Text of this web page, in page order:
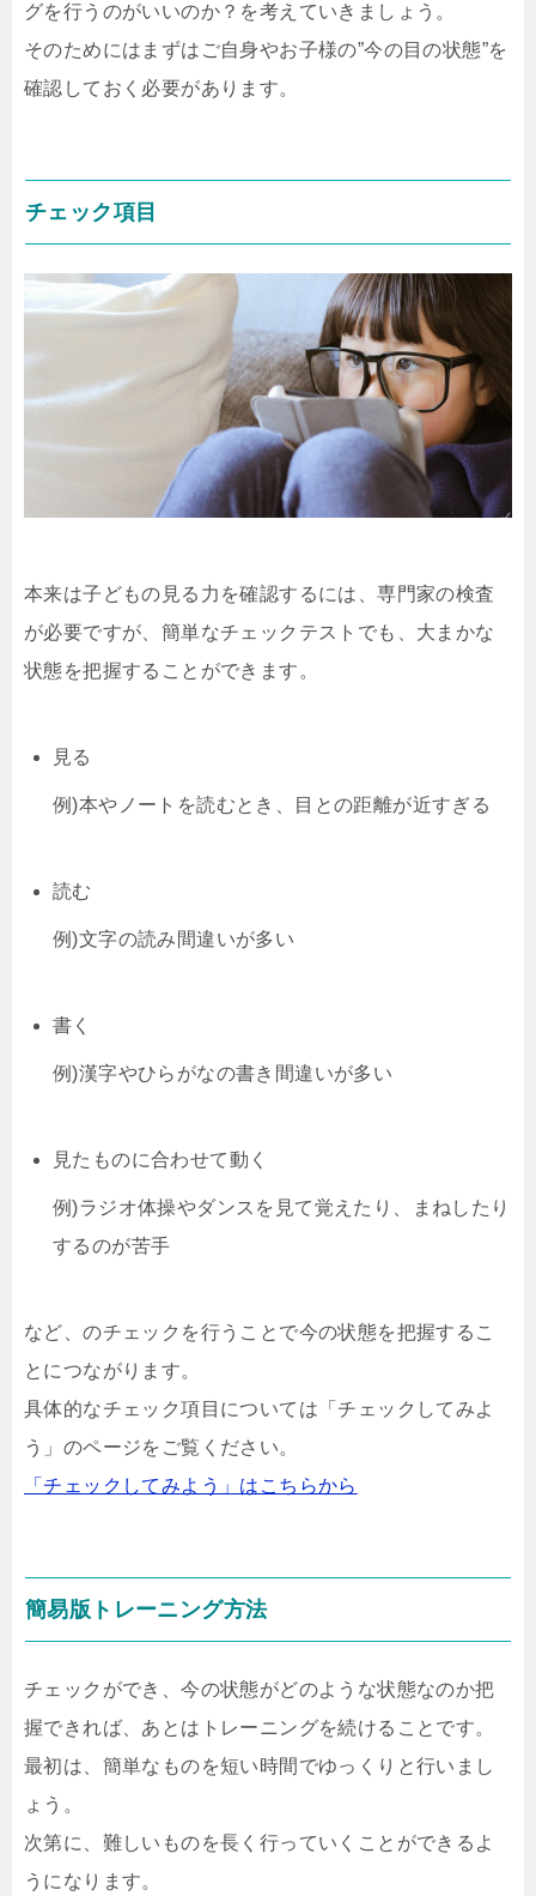
グを行うのがいいのか？を考えていきましょう。
そのためにはまずはご自身やお子様の”今の目の状態”を
確認しておく必要があります。
チェック項目
本来は子どもの見る力を確認するには、専門家の検査
が必要ですが、簡単なチェックテストでも、大まかな
状態を把握することができます。
見る
例)本やノートを読むとき、目との距離が近すぎる
読む
例)文字の読み間違いが多い
書く
例)漢字やひらがなの書き間違いが多い
見たものに合わせて動く
例)ラジオ体操やダンスを見て覚えたり、まねしたり
するのが苦手
など、のチェックを行うことで今の状態を把握するこ
とにつながります。
具体的なチェック項目については「チェックしてみよ
う」のページをご覧ください。
「チェックしてみよう」はこちらから
簡易版トレーニング方法
チェックができ、今の状態がどのような状態なのか把
握できれば、あとはトレーニングを続けることです。
最初は、簡単なものを短い時間でゆっくりと行いまし
ょう。
次第に、難しいものを長く行っていくことができるよ
うになります。